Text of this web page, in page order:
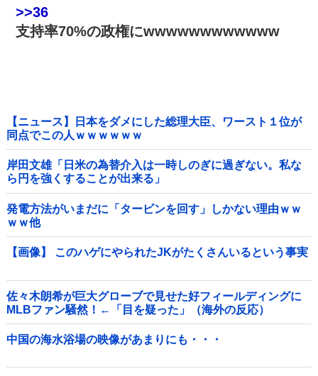
>>36
支持率70%の政権にwwwwwwwwwwww
【ニュース】日本をダメにした総理大臣、ワースト１位が
同点でこの人ｗｗｗｗｗｗ
岸田文雄「日米の為替介入は一時しのぎに過ぎない。私な
ら円を強くすることが出来る」
発電方法がいまだに「タービンを回す」しかない理由ｗｗ
ｗｗ他
【画像】 このハゲにやられたJKがたくさんいるという事実
佐々木朗希が巨大グローブで見せた好フィールディングに
MLBファン騒然！←「目を疑った」（海外の反応）
中国の海水浴場の映像があまりにも・・・